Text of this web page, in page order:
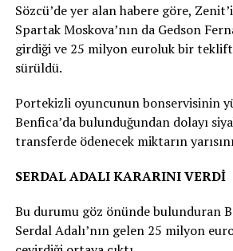
Sözcü’de yer alan habere göre,
Spartak Moskova’nın da Gedson
girdiği ve 25 milyon euroluk bir
sürüldü.
Portekizli oyuncunun bonservisinin
Benfica’da bulunduğundan dolayı
transferde ödenecek miktarın
SERDAL ADALI KARARINI VERDİ
Bu durumu göz önünde bulunduran
Serdal Adalı’nın gelen 25 milyon